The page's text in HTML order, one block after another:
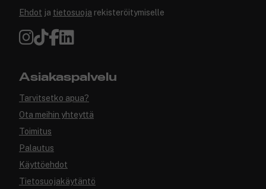
Ehdot ja tietosuoja rekisteröitymiselle
Asiakaspalvelu
Tarvitsetko apua?
Ota meihin yhteyttä
Toimitus
Palautus
Käyttöehdot
Tietosuojakäytäntö